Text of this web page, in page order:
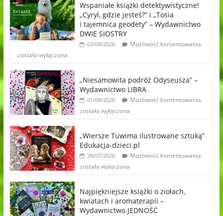
Wspaniałe książki detektywistyczne!
„Cyryl, gdzie jesteś?” i „Tosia
i tajemnica geodety” – Wydawnictwo
DWIE SIOSTRY
03/08/2026
Możliwość komentowania
została wyłączona
„Niesamowita podróż Odyseusza” –
Wydawnictwo LIBRA
01/08/2026
Możliwość komentowania
została wyłączona
„Wiersze Tuwima ilustrowane sztuką”
Edukacja-dzieci.pl
28/07/2026
Możliwość komentowania
została wyłączona
Najpiękniejsze książki o ziołach,
kwiatach i aromaterapii –
Wydawnictwo JEDNOŚĆ